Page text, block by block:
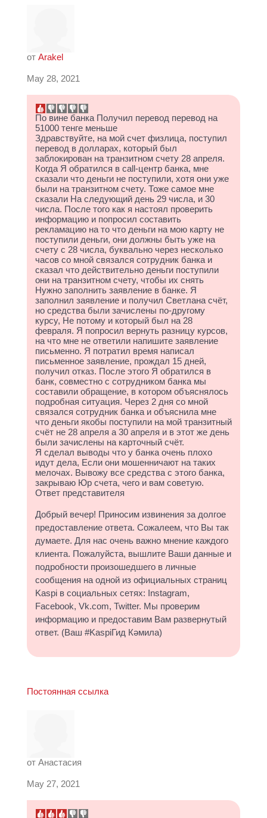
от Arakel
May 28, 2021
По вине банка Получил перевод перевод на
51000 тенге меньше
Здравствуйте, на мой счет физлица, поступил
перевод в долларах, который был
заблокирован на транзитном счету 28 апреля.
Когда Я обратился в call-центр банка, мне
сказали что деньги не поступили, хотя они уже
были на транзитном счету. Тоже самое мне
сказали На следующий день 29 числа, и 30
числа. После того как я настоял проверить
информацию и попросил составить
рекламацию на то что деньги на мою карту не
поступили деньги, они должны быть уже на
счету с 28 числа, буквально через несколько
часов со мной связался сотрудник банка и
сказал что действительно деньги поступили
они на транзитном счету, чтобы их снять
Нужно заполнить заявление в банке. Я
заполнил заявление и получил Светлана счёт,
но средства были зачислены по-другому
курсу, Не потому и который был на 28
февраля. Я попросил вернуть разницу курсов,
на что мне не ответили напишите заявление
письменно. Я потратил время написал
письменное заявление, прождал 15 дней,
получил отказ. После этого Я обратился в
банк, совместно с сотрудником банка мы
составили обращение, в котором объяснялось
подробная ситуация. Через 2 дня со мной
связался сотрудник банка и объяснила мне
что деньги якобы поступили на мой транзитный
счёт не 28 апреля а 30 апреля и в этот же день
были зачислены на карточный счёт.
Я сделал выводы что у банка очень плохо
идут дела, Если они мошенничают на таких
мелочах. Вывожу все средства с этого банка,
закрываю Юр счета, чего и вам советую.
Ответ представителя
Добрый вечер! Приносим извинения за долгое
предоставление ответа. Сожалеем, что Вы так
думаете. Для нас очень важно мнение каждого
клиента. Пожалуйста, вышлите Ваши данные и
подробности произошедшего в личные
сообщения на одной из официальных страниц
Kaspi в социальных сетях: Instagram,
Facebook, Vk.com, Twitter. Мы проверим
информацию и предоставим Вам развернутый
ответ. (Ваш #KaspiГид Кәмила)
Постоянная ссылка
от Анастасия
May 27, 2021